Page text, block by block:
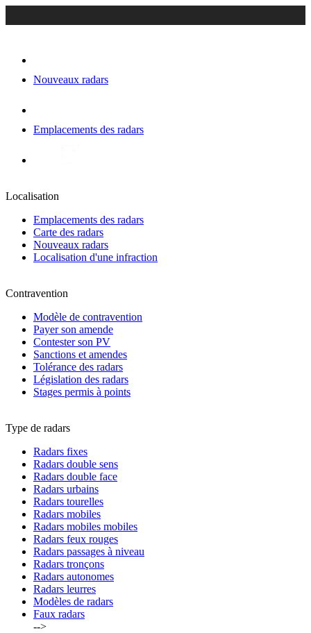
Nouveaux radars
Emplacements des radars
Localisation
Emplacements des radars
Carte des radars
Nouveaux radars
Localisation d'une infraction
Contravention
Modèle de contravention
Payer son amende
Contester son PV
Sanctions et amendes
Tolérance des radars
Législation des radars
Stages permis à points
Type de radars
Radars fixes
Radars double sens
Radars double face
Radars urbains
Radars tourelles
Radars mobiles
Radars mobiles mobiles
Radars feux rouges
Radars passages à niveau
Radars tronçons
Radars autonomes
Radars leurres
Modèles de radars
Faux radars
-->